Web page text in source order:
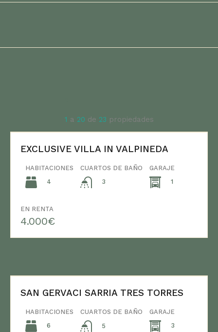
1 a 20 de 23 propiedades
EXCLUSIVE VILLA IN VALPINEDA
HABITACIONES
4
CUARTOS DE BAÑO
3
GARAJE
1
EN RENTA
4.000€
SAN GERVACI SARRIA TRES TORRES
HABITACIONES
6
CUARTOS DE BAÑO
5
GARAJE
3